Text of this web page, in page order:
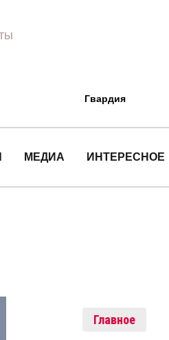
Гвардия
МЕДИА ИНТЕРЕСНОЕ
Главное